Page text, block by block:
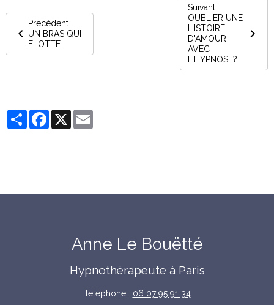
Précédent :
UN BRAS QUI
FLOTTE
Suivant :
OUBLIER UNE
HISTOIRE
D'AMOUR
AVEC
L'HYPNOSE?
PartagerFacebook
X
Anne Le Bouëtté
Hypnothérapeute à Paris
Téléphone : 06 07 95 91 34